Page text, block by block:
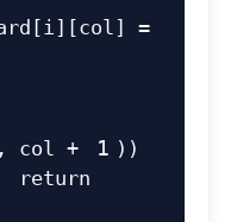
board
[i] [col]
=
, col + 1 ) )
return